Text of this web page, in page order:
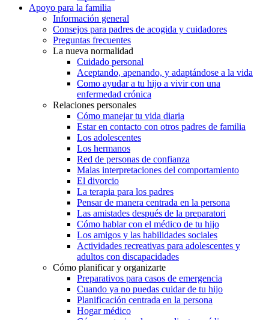
Apoyo para la familia
Información general
Consejos para padres de acogida y cuidadores
Preguntas frecuentes
La nueva normalidad
Cuidado personal
Aceptando, apenando, y adaptándose a la vida
Como ayudar a tu hijo a vivir con una
enfermedad crónica
Relaciones personales
Cómo manejar tu vida diaria
Estar en contacto con otros padres de familia
Los adolescentes
Los hermanos
Red de personas de confianza
Malas interpretaciones del comportamiento
El divorcio
La terapia para los padres
Pensar de manera centrada en la persona
Las amistades después de la preparatori
Cómo hablar con el médico de tu hijo
Los amigos y las habilidades sociales
Actividades recreativas para adolescentes y
adultos con discapacidades
Cómo planificar y organizarte
Preparativos para casos de emergencia
Cuando ya no puedas cuidar de tu hijo
Planificación centrada en la persona
Hogar médico